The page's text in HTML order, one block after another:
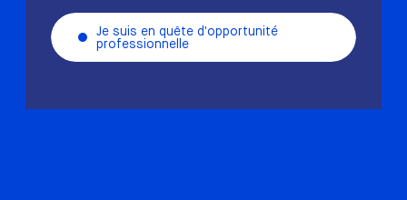
Je suis en quête d’opportunité
professionnelle